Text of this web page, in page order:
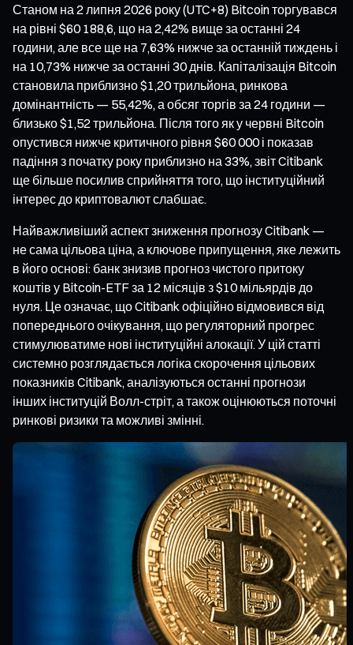
Станом на 2 липня 2026 року (UTC+8) Bitcoin торгувався
на рівні $60 188,6, що на 2,42% вище за останні 24
години, але все ще на 7,63% нижче за останній тиждень і
на 10,73% нижче за останні 30 днів. Капіталізація Bitcoin
становила приблизно $1,20 трильйона, ринкова
домінантність — 55,42%, а обсяг торгів за 24 години —
близько $1,52 трильйона. Після того як у червні Bitcoin
опустився нижче критичного рівня $60 000 і показав
падіння з початку року приблизно на 33%, звіт Citibank
ще більше посилив сприйняття того, що інституційний
інтерес до криптовалют слабшає.
Найважливіший аспект зниження прогнозу Citibank —
не сама цільова ціна, а ключове припущення, яке лежить
в його основі: банк знизив прогноз чистого притоку
коштів у Bitcoin-ETF за 12 місяців з $10 мільярдів до
нуля. Це означає, що Citibank офіційно відмовився від
попереднього очікування, що регуляторний прогрес
стимулюватиме нові інституційні алокації. У цій статті
системно розглядається логіка скорочення цільових
показників Citibank, аналізуються останні прогнози
інших інституцій Волл-стріт, а також оцінюються поточні
ринкові ризики та можливі змінні.